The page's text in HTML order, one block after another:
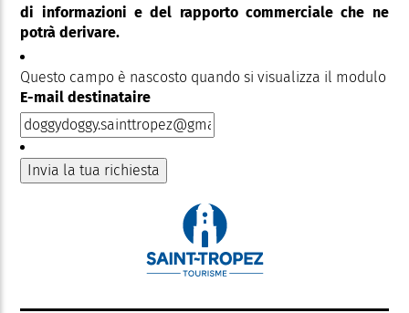
di informazioni e del rapporto commerciale che ne
potrà derivare.
Questo campo è nascosto quando si visualizza il modulo
E-mail destinataire